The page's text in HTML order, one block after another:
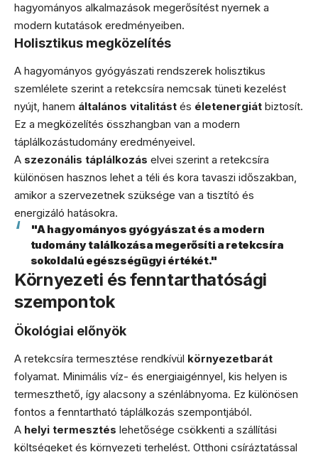
hagyományos alkalmazások megerősítést nyernek a
modern kutatások eredményeiben.
Holisztikus megközelítés
A hagyományos gyógyászati rendszerek holisztikus
szemlélete szerint a retekcsíra nemcsak tüneti kezelést
nyújt, hanem általános vitalitást és életenergiát biztosít.
Ez a megközelítés összhangban van a modern
táplálkozástudomány eredményeivel.
A szezonális táplálkozás elvei szerint a retekcsíra
különösen hasznos lehet a téli és kora tavaszi időszakban,
amikor a szervezetnek szüksége van a tisztító és
energizáló hatásokra.
"A hagyományos gyógyászat és a modern
tudomány találkozása megerősíti a retekcsíra
sokoldalú egészségügyi értékét."
Környezeti és fenntarthatósági
szempontok
Ökológiai előnyök
A retekcsíra termesztése rendkívül környezetbarát
folyamat. Minimális víz- és energiaigénnyel, kis helyen is
termeszthető, így alacsony a szénlábnyoma. Ez különösen
fontos a fenntartható táplálkozás szempontjából.
A helyi termesztés lehetősége csökkenti a szállítási
költségeket és környezeti terhelést. Otthoni csíráztatással